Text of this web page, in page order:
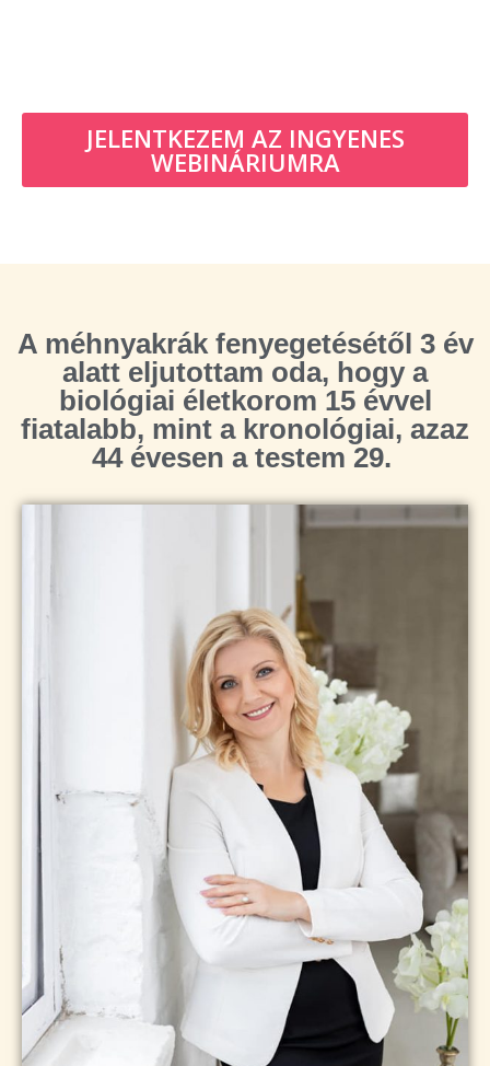
JELENTKEZEM AZ INGYENES
WEBINÁRIUMRA
A méhnyakrák fenyegetésétől 3 év
alatt eljutottam oda, hogy a
biológiai életkorom 15 évvel
fiatalabb, mint a kronológiai, azaz
44 évesen a testem 29.